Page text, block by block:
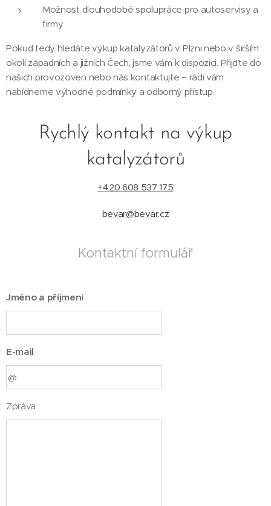
Možnost dlouhodobé spolupráce pro autoservisy a
firmy
Pokud tedy hledáte výkup katalyzátorů v Plzni nebo v širším
okolí západních a jižních Čech, jsme vám k dispozici. Přijďte do
našich provozoven nebo nás kontaktujte – rádi vám
nabídneme výhodné podmínky a odborný přístup.
Rychlý kontakt na výkup
katalyzátorů
+420 608 537 175
bevar@bevar.cz
Kontaktní formulář
Jméno a příjmení
E-mail
Zpráva